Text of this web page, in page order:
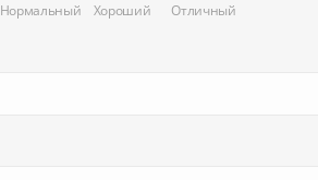
Нормальный Хороший Отличный